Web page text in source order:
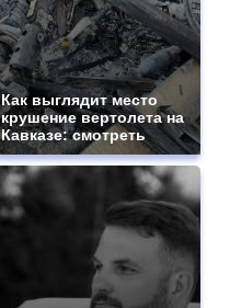
Как выглядит место
крушение вертолета на
Кавказе: смотреть